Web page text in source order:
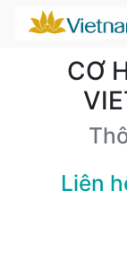
CƠ
Liên